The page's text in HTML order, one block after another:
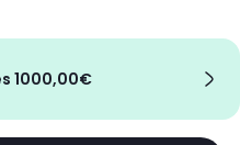
dès 1000,00€